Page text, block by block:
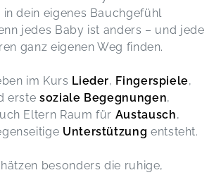
in dein eigenes Bauchgefühl
jedes Baby ist anders – und jede
ganz eigenen Weg finden.
im Kurs Lieder, Fingerspiele,
erstesoziale Begegnungen,
Eltern Raum für Austausch,
Unterstützung entsteht.
besonders die ruhige,